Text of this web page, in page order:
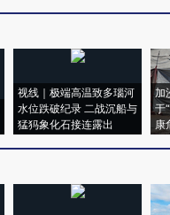
视线｜极端高温致多瑙河
水位跌破纪录 二战沉船与
猛犸象化石接连露出
加
于
康